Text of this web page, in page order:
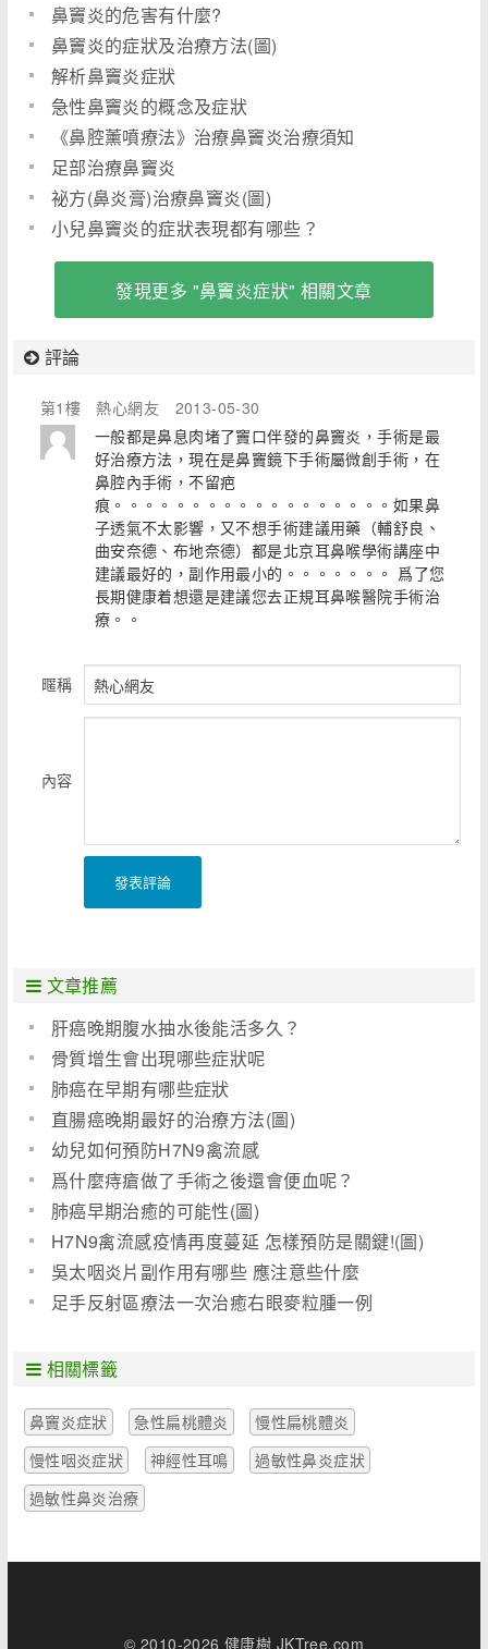
鼻竇炎的危害有什麼?
鼻竇炎的症狀及治療方法(圖)
解析鼻竇炎症狀
急性鼻竇炎的概念及症狀
《鼻腔薰噴療法》治療鼻竇炎治療須知
足部治療鼻竇炎
祕方(鼻炎膏)治療鼻竇炎(圖)
小兒鼻竇炎的症狀表現都有哪些？
發現更多 "鼻竇炎症狀" 相關文章
評論
第1樓 熱心網友
2013-05-30
一般都是鼻息肉堵了竇口伴發的鼻竇炎，手術是最
好治療方法，現在是鼻竇鏡下手術屬微創手術，在
鼻腔內手術，不留疤
痕。。。。。。。。。。。。。。。。。。如果鼻
子透氣不太影響，又不想手術建議用藥（輔舒良、
曲安奈德、布地奈德）都是北京耳鼻喉學術講座中
建議最好的，副作用最小的。。。。。。。 爲了您
長期健康着想還是建議您去正規耳鼻喉醫院手術治
療。。
暱稱
內容
發表評論
文章推薦
肝癌晚期腹水抽水後能活多久？
骨質增生會出現哪些症狀呢
肺癌在早期有哪些症狀
直腸癌晚期最好的治療方法(圖)
幼兒如何預防H7N9禽流感
爲什麼痔瘡做了手術之後還會便血呢？
肺癌早期治癒的可能性(圖)
H7N9禽流感疫情再度蔓延 怎樣預防是關鍵!(圖)
吳太咽炎片副作用有哪些 應注意些什麼
足手反射區療法一次治癒右眼麥粒腫一例
相關標籤
鼻竇炎症狀 急性扁桃體炎
慢性扁桃體炎
慢性咽炎症狀
神經性耳鳴
過敏性鼻炎症狀
過敏性鼻炎治療
© 2010-2026 健康樹 JKTree.com